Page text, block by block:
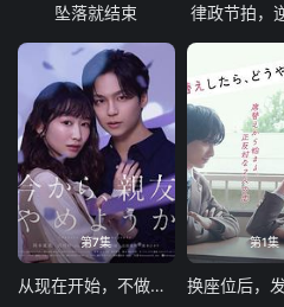
坠落就结束 律政节拍，
第7集
从现在开始，不做朋友了吧
第1集